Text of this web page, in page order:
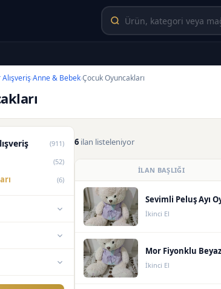
Alışveriş›Anne & Bebek›Çocuk Oyuncakları
(911)
(52)
(6)
6 ilan listeleniyor
İLAN BAŞLIĞI
Sevimli Peluş Ayı
İkinci El
Mor Fiyonklu
İkinci El